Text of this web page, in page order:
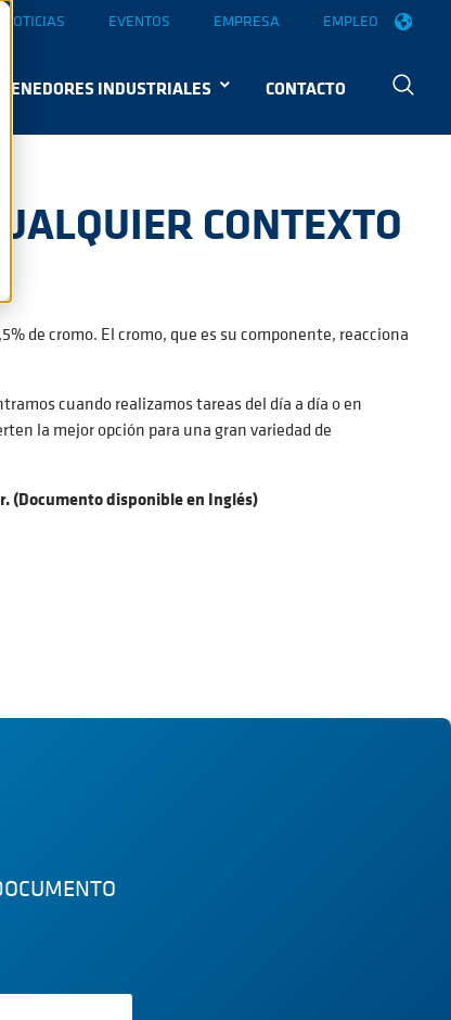
NOTICIAS EVENTOS EMPRESA EMPLEO
INDUSTRIALES CONTACTO
CONTEXTO
de cromo. El cromo, que es su componente, reacciona
cuando realizamos tareas del día a día o en
la mejor opción para una gran variedad de
(Documento disponible en Inglés)